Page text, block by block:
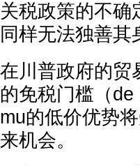
关税政策的不确
同样无法独善其
在川普政府的贸
的免税门槛（
mu的低价优势
来机会。